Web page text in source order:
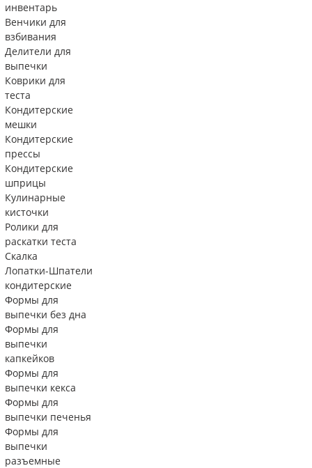
инвентарь
Венчики для
взбивания
Делители для
выпечки
Коврики для
теста
Кондитерские
мешки
Кондитерские
прессы
Кондитерские
шприцы
Кулинарные
кисточки
Ролики для
раскатки теста
Скалка
Лопатки-Шпатели
кондитерские
Формы для
выпечки без дна
Формы для
выпечки
капкейков
Формы для
выпечки кекса
Формы для
выпечки печенья
Формы для
выпечки
разъемные